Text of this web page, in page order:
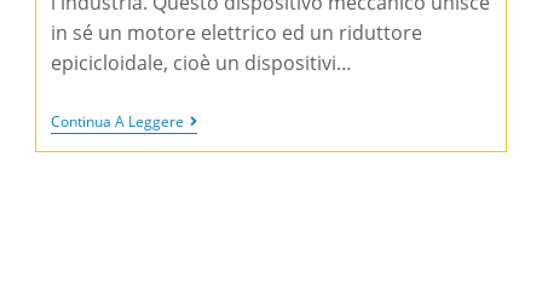
in sé un motore elettrico ed un riduttore
epicicloidale, cioè un dispositivi…
Continua A Leggere